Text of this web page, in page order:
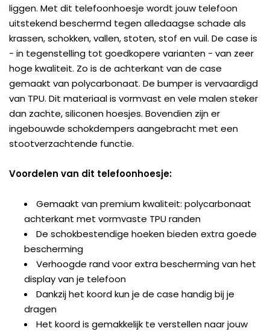
liggen. Met dit telefoonhoesje wordt jouw telefoon
uitstekend beschermd tegen alledaagse schade als
krassen, schokken, vallen, stoten, stof en vuil. De case is
- in tegenstelling tot goedkopere varianten - van zeer
hoge kwaliteit. Zo is de achterkant van de case
gemaakt van polycarbonaat. De bumper is vervaardigd
van TPU. Dit materiaal is vormvast en vele malen steker
dan zachte, siliconen hoesjes. Bovendien zijn er
ingebouwde schokdempers aangebracht met een
stootverzachtende functie.
Voordelen van dit telefoonhoesje:
Gemaakt van premium kwaliteit: polycarbonaat
achterkant met vormvaste TPU randen
De schokbestendige hoeken bieden extra goede
bescherming
Verhoogde rand voor extra bescherming van het
display van je telefoon
Dankzij het koord kun je de case handig bij je
dragen
Het koord is gemakkelijk te verstellen naar jouw